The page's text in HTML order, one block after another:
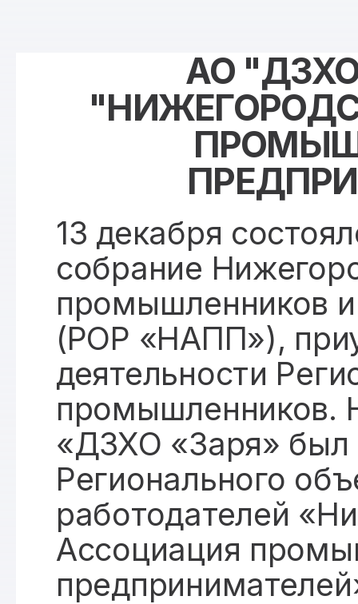
АО
13 декабря
собрание
промышленников
(РОР «НАПП»),
деятельности
промышленников.
«ДЗХО «Заря» был
Регионального
работодателей
Ассоциация